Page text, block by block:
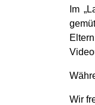
Im
Wir